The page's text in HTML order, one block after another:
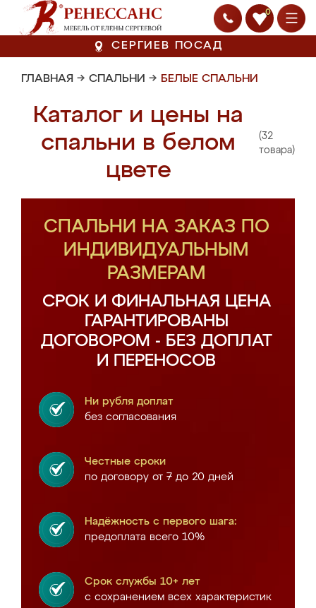
0
СЕРГИЕВ ПОСАД
ГЛАВНАЯ → СПАЛЬНИ → БЕЛЫЕ СПАЛЬНИ
Каталог и цены на
спальни в белом
цвете
(32
товара)
СПАЛЬНИ НА ЗАКАЗ ПО
ИНДИВИДУАЛЬНЫМ
РАЗМЕРАМ
СРОК И ФИНАЛЬНАЯ ЦЕНА
ГАРАНТИРОВАНЫ
ДОГОВОРОМ - БЕЗ ДОПЛАТ
И ПЕРЕНОСОВ
Ни рубля доплат
без согласования
Честные сроки
по договору от 7 до 20 дней
Надёжность с первого шага:
предоплата всего 10%
Срок службы 10+ лет
с сохранением всех характеристик